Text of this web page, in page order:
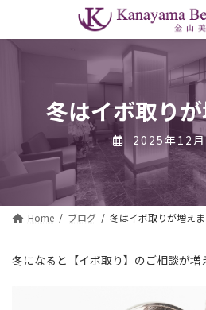
テ
ゲ
冬はイボ取りが
2025年12
Home ブログ 冬はイボ取りが増えま
冬になると【イボ取り】のご相談が増